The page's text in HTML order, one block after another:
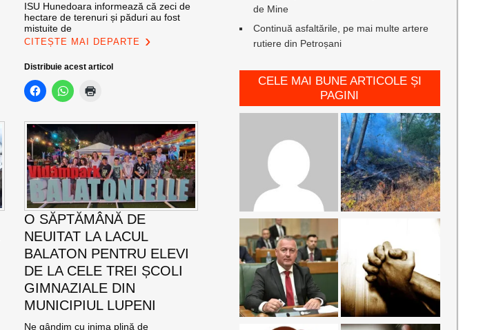
ISU Hunedoara informează că zeci de
hectare de terenuri și păduri au fost
mistuite de
CITEȘTE MAI DEPARTE
Distribuie acest articol
O SĂPTĂMÂNĂ DE
NEUITAT LA LACUL
BALATON PENTRU ELEVI
DE LA CELE TREI ȘCOLI
GIMNAZIALE DIN
MUNICIPIUL LUPENI
Ne gândim cu inima plină de
de Mine
Continuă asfaltările, pe mai multe artere
rutiere din Petroșani
CELE MAI BUNE ARTICOLE ȘI
PAGINI